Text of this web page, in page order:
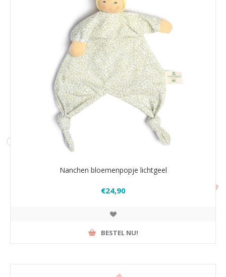
Nanchen bloemenpopje lichtgeel
€24,90
BESTEL NU!